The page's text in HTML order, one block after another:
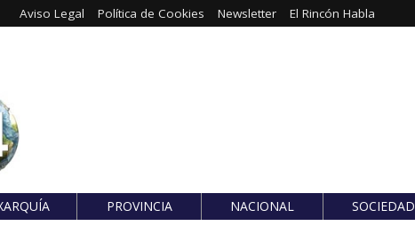
Aviso Legal Política de Cookies Newsletter El Rincón Habla
PROVINCIA NACIONAL SOCIEDAD